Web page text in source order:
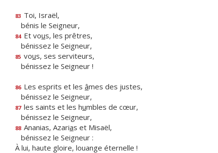
83 Toi, Israël,
bénis le Seigneur,
84 Et vous, les prêtres,
bénissez le Seigneur,
85 vous, ses serviteurs,
bénissez le Seigneur !
86 Les esprits et les âmes des justes,
bénissez le Seigneur,
87 les saints et les humbles de cœur,
bénissez le Seigneur,
88 Ananias, Azarias et Misaël,
bénissez le Seigneur :
À lui, haute gloire, louange éternelle !